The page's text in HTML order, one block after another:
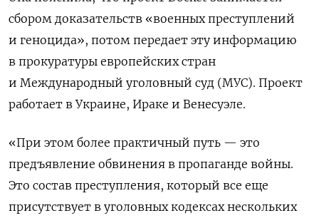
сбором доказательств «военных преступлений
и геноцида», потом передает эту информацию
в прокуратуры европейских стран
и Международный уголовный суд (МУС). Проект
работает в Украине, Ираке и Венесуэле.
«При этом более практичный путь — это
предъявление обвинения в пропаганде войны.
Это состав преступления, который все еще
присутствует в уголовных кодексах нескольких